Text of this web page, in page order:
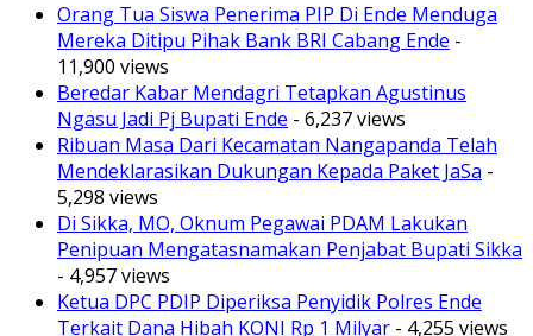
Orang Tua Siswa Penerima PIP Di Ende Menduga
Mereka Ditipu Pihak Bank BRI Cabang Ende -
11,900 views
Beredar Kabar Mendagri Tetapkan Agustinus
Ngasu Jadi Pj Bupati Ende - 6,237 views
Ribuan Masa Dari Kecamatan Nangapanda Telah
Mendeklarasikan Dukungan Kepada Paket JaSa -
5,298 views
Di Sikka, MO, Oknum Pegawai PDAM Lakukan
Penipuan Mengatasnamakan Penjabat Bupati Sikka
- 4,957 views
Ketua DPC PDIP Diperiksa Penyidik Polres Ende
Terkait Dana Hibah KONI Rp 1 Milyar - 4,255 views